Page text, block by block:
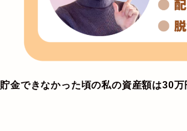
貯金できなかった頃の私の資産額は30万